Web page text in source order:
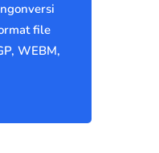
file
WEBM,